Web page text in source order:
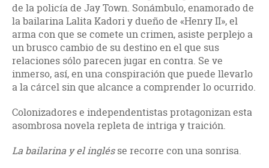
de la policía de Jay Town. Sonámbulo, enamorado de
la bailarina Lalita Kadori y dueño de «Henry II», el
arma con que se comete un crimen, asiste perplejo a
un brusco cambio de su destino en el que sus
relaciones sólo parecen jugar en contra. Se ve
inmerso, así, en una conspiración que puede llevarlo
a la cárcel sin que alcance a comprender lo ocurrido.
Colonizadores e independentistas protagonizan esta
asombrosa novela repleta de intriga y traición.
La bailarina y el inglésse recorre con una sonrisa.